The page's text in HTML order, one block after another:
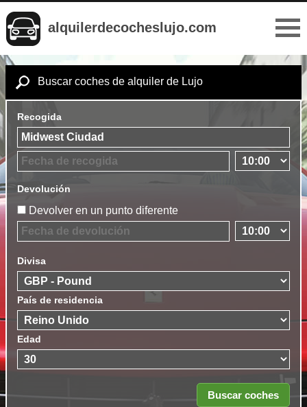
alquilerdecocheslujo.com
Buscar coches de alquiler de Lujo
Recogida
Devolución
Devolver en un punto diferente
Divisa
País de residencia
Edad